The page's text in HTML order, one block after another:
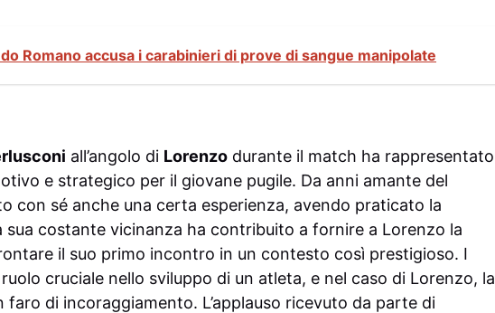
Romano accusa i carabinieri di prove di sangue manipolate
all’angolo di Lorenzo durante il match ha rappresentato
e strategico per il giovane pugile. Da anni amante del
con sé anche una certa esperienza, avendo praticato la
sua costante vicinanza ha contribuito a fornire a Lorenzo la
il suo primo incontro in un contesto così prestigioso. I
cruciale nello sviluppo di un atleta, e nel caso di Lorenzo, la
di incoraggiamento. L’applauso ricevuto da parte di